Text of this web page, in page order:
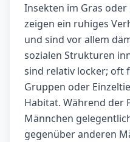
Insekten im Gras oder
zeigen ein ruhiges
und sind vor allem
sozialen Strukturen
sind relativ locker; oft
Gruppen oder
Habitat. Während der
Männchen
gegenüber anderen